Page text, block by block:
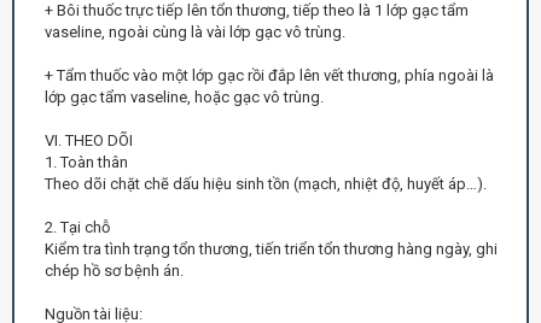
+ Bôi thuốc trực tiếp lên tổn thương, tiếp theo là 1 lớp gạc tẩm
vaseline, ngoài cùng là vài lớp gạc vô trùng.
+ Tẩm thuốc vào một lớp gạc rồi đắp lên vết thương, phía ngoài là
lớp gạc tẩm vaseline, hoặc gạc vô trùng.
VI. THEO DÕI
1. Toàn thân
Theo dõi chặt chẽ dấu hiệu sinh tồn (mạch, nhiệt độ, huyết áp…).
2. Tại chỗ
Kiểm tra tình trạng tổn thương, tiến triển tổn thương hàng ngày, ghi
chép hồ sơ bệnh án.
Nguồn tài liệu: